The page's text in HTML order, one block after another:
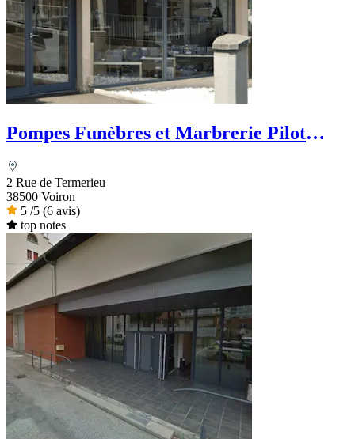
Pompes Funèbres et Marbrerie Pilot
2 Rue de Termerieu
38500 Voiron
5 /5 (6 avis)
top notes